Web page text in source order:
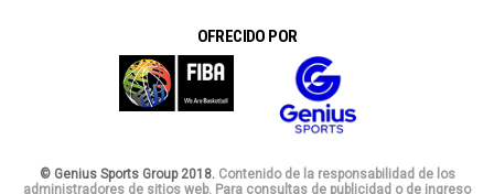
OFRECIDO POR
© Genius Sports Group 2018. Contenido de la responsabilidad de los
administradores de sitios web. Para consultas de publicidad o de ingreso